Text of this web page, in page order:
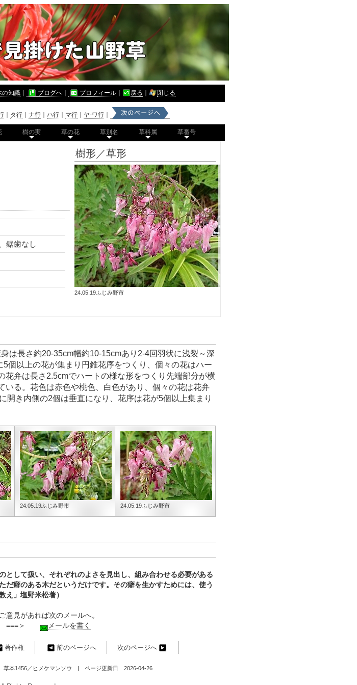
の知識 ブログへ プロフィール 戻る 閉じる
タ行 ナ行 ハ行 マ行 ヤ-ワ行
樹の実 草の花 草別名 草科属 草番号
鋸歯なし
樹形／草形
24.05.19ふじみ野市
は長さ約20-35cm幅約10-15cmあり2-4回羽状に浅裂～深
個以上の花が集まり円錐花序をつくり、個々の花はハー
花弁は長さ2.5cmでハートの様な形をつくり先端部分が横
る。花色は赤色や桃色、白色があり、個々の花は花弁
開き内側の2個は垂直になり、花序は花が5個以上集まり
24.05.19ふじみ野市 24.05.19ふじみ野市
として扱い、それぞれのよさを見出し、組み合わせる必要がある
癖のある木だというだけです。その癖を生かすためには、使う
え」塩野米松著）
意見があれば次のメールへ。
===＞
メールを書く
著作権 前のページへ 次のページへ
1456／ヒメケマンソウ | ページ更新日 2026-04-26